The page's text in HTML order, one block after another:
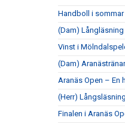
Handboll i sommar
(Dam)
Vinst i
(Dam)
Aranäs Open –
(Herr)
Finalen i Aranäs